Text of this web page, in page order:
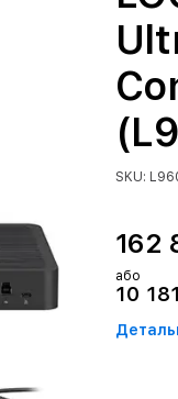
SKU:
162
або
10